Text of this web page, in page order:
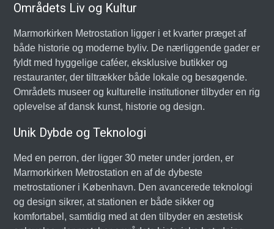
Områdets Liv og Kultur
Marmorkirken Metrostation ligger i et kvarter præget af
både historie og moderne byliv. De nærliggende gader er
fyldt med hyggelige caféer, eksklusive butikker og
restauranter, der tiltrækker både lokale og besøgende.
Områdets museer og kulturelle institutioner tilbyder en rig
oplevelse af dansk kunst, historie og design.
Unik Dybde og Teknologi
Med en perron, der ligger 30 meter under jorden, er
Marmorkirken Metrostation en af de dybeste
metrostationer i København. Den avancerede teknologi
og design sikrer, at stationen er både sikker og
komfortabel, samtidig med at den tilbyder en æstetisk